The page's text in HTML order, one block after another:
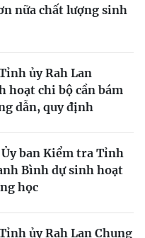
nữa chất lượng sinh
ủy Rah Lan
hoạt chi bộ cần bám
dẫn, quy định
ban Kiểm tra Tỉnh
Bình dự sinh hoạt
học
ủy Rah Lan Chung